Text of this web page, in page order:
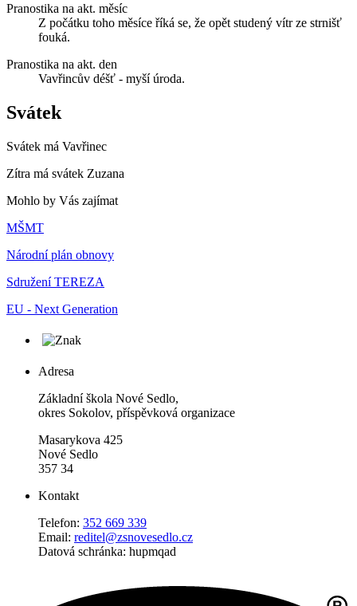
Pranostika na akt. měsíc
Z počátku toho měsíce říká se, že opět studený vítr ze strnišť
fouká.
Pranostika na akt. den
Vavřincův déšť - myší úroda.
Svátek
Svátek má Vavřinec
Zítra má svátek Zuzana
Mohlo by Vás zajímat
MŠMT
Národní plán obnovy
Sdružení TEREZA
EU - Next Generation
Adresa
Základní škola Nové Sedlo,
okres Sokolov, příspěvková organizace
Masarykova 425
Nové Sedlo
357 34
Kontakt
Telefon: 352 669 339
Email: reditel@zsnovesedlo.cz
Datová schránka: hupmqad